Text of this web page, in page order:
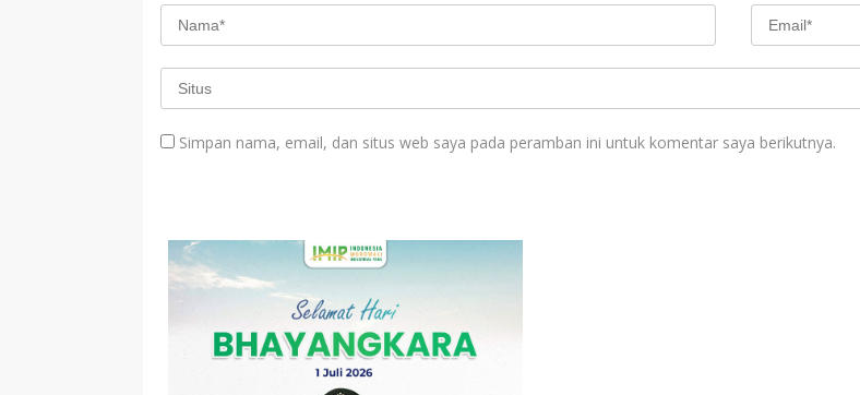
Simpan nama, email, dan situs web saya pada peramban ini untuk komentar saya berikutnya.